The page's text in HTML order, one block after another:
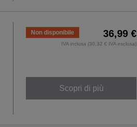
Non disponibile 36,99 €
IVA inclusa (30,32 € IVA esclusa)
Scopri di più